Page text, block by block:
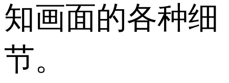
知画面的各种细
节。